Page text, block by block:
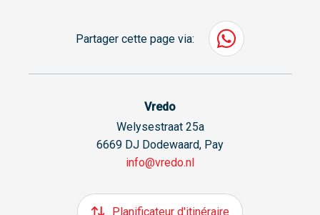
Partager cette page via:
Vredo
Welysestraat 25a
6669 DJ Dodewaard, Pay
info@vredo.nl
Planificateur d'itinéraire